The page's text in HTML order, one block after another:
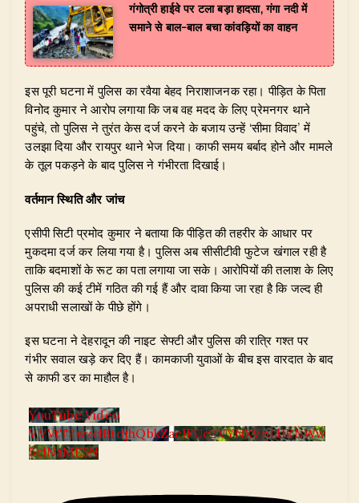
गंगोत्री हाईवे पर टला बड़ा हादसा, गंगा नदी में
समाने से बाल-बाल बचा कांवड़ियों का वाहन
इस पूरी घटना में पुलिस का रवैया बेहद निराशाजनक रहा। पीड़ित के पिता
विनोद कुमार ने आरोप लगाया कि जब वह मदद के लिए प्रेमनगर थाने
पहुंचे, तो पुलिस ने तुरंत केस दर्ज करने के बजाय उन्हें ‘सीमा विवाद’ में
उलझा दिया और रायपुर थाने भेज दिया। काफी समय बर्बाद होने और मामले
के तूल पकड़ने के बाद पुलिस ने गंभीरता दिखाई।
वर्तमान स्थिति और जांच
एसीपी सिटी प्रमोद कुमार ने बताया कि पीड़ित की तहरीर के आधार पर
मुकदमा दर्ज कर लिया गया है। पुलिस अब सीसीटीवी फुटेज खंगाल रही है
ताकि बदमाशों के रूट का पता लगाया जा सके। आरोपियों की तलाश के लिए
पुलिस की कई टीमें गठित की गई हैं और दावा किया जा रहा है कि जल्द ही
अपराधी सलाखों के पीछे होंगे।
​इस घटना ने देहरादून की नाइट सेफ्टी और पुलिस की रात्रि गश्त पर
गंभीर सवाल खड़े कर दिए हैं। कामकाजी युवाओं के बीच इस वारदात के बाद
से काफी डर का माहौल है।
YouTube Video
VVVtT2wzclBtdjhQbkZaclFUc2VYNXVnLlJRNWw
5clNaME5N